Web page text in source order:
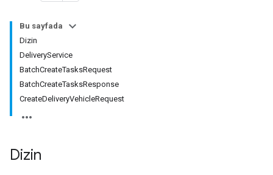
Bu sayfada
Dizin
DeliveryService
BatchCreateTasksRequest
BatchCreateTasksResponse
CreateDeliveryVehicleRequest
Dizin